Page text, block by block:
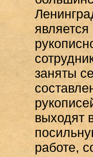
заняты
выходят
работе,